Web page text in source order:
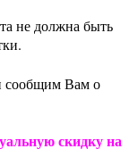
не должна быть
сообщим Вам о
скидку на